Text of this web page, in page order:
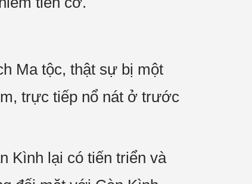
Ma tộc, thật sự bị một
trực tiếp nổ nát ở trước
Kình lại có tiến triển và